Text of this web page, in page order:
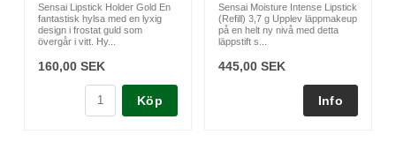
Sensai Lipstick Holder Gold En
fantastisk hylsa med en lyxig
design i frostat guld som
övergår i vitt. Hy...
160,00 SEK
Köp
Sensai Moisture Intense Lipstick
(Refill) 3,7 g Upplev läppmakeup
på en helt ny nivå med detta
läppstift s...
445,00 SEK